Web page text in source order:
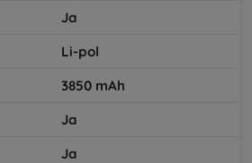
Ja
Li-pol
3850 mAh
Ja
Ja